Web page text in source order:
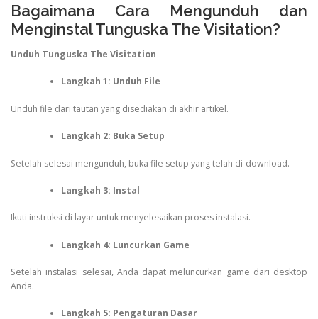
Bagaimana Cara Mengunduh dan
Menginstal Tunguska The Visitation?
Unduh Tunguska The Visitation
Langkah 1: Unduh File
Unduh file dari tautan yang disediakan di akhir artikel.
Langkah 2: Buka Setup
Setelah selesai mengunduh, buka file setup yang telah di-download.
Langkah 3: Instal
Ikuti instruksi di layar untuk menyelesaikan proses instalasi.
Langkah 4: Luncurkan Game
Setelah instalasi selesai, Anda dapat meluncurkan game dari desktop
Anda.
Langkah 5: Pengaturan Dasar